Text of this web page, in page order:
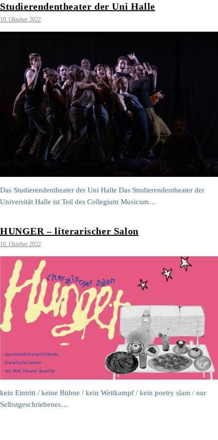
Studierendentheater der Uni Halle
10. Oktober 2022
Das Studierendentheater der Uni Halle Das Studierendentheater der
Universität Halle ist Teil des Collegium Musicum…
HUNGER – literarischer Salon
10. Oktober 2022
kein Eintritt / keine Bühne / kein Wettkampf / kein poetry slam / nur
Selbstgeschriebenes…